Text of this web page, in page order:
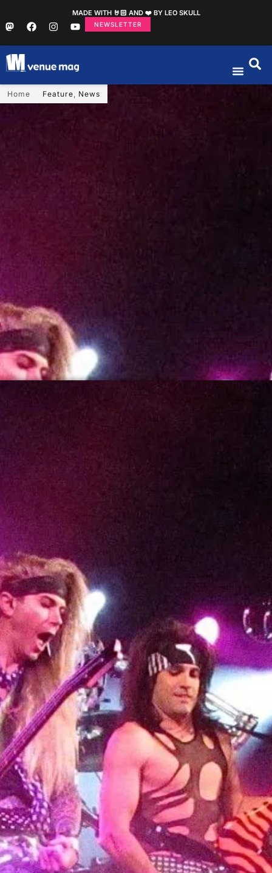
MADE WITH 🤘🏻 AND ❤️ BY LEO SKULL
NEWSLETTER
Home Feature, News